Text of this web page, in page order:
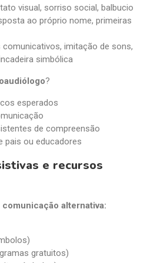
visual, sorriso social, balbucio
ao próprio nome, primeiras
imitação de sons,
simbólica
?
esperados
de compreensão
pais ou educadores
e recursos
alternativa:
gratuitos)